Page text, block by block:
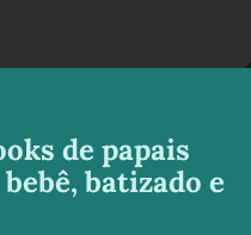
de papais
batizado e